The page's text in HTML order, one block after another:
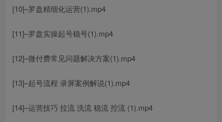
[10]–罗盘精细化运营(1).mp4
[11]–罗盘实操起号稳号(1).mp4
[12]–微付费常见问题解决方案(1).mp4
[13]–起号流程 录屏案例解说(1).mp4
[14]–运营技巧 拉流 洗流 稳流 控流 (1).mp4